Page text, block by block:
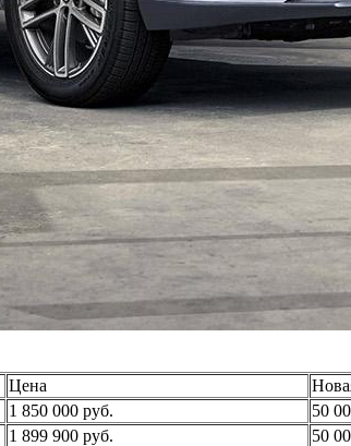
Цена
1 850 000 руб.
50
1 899 900 руб.
50